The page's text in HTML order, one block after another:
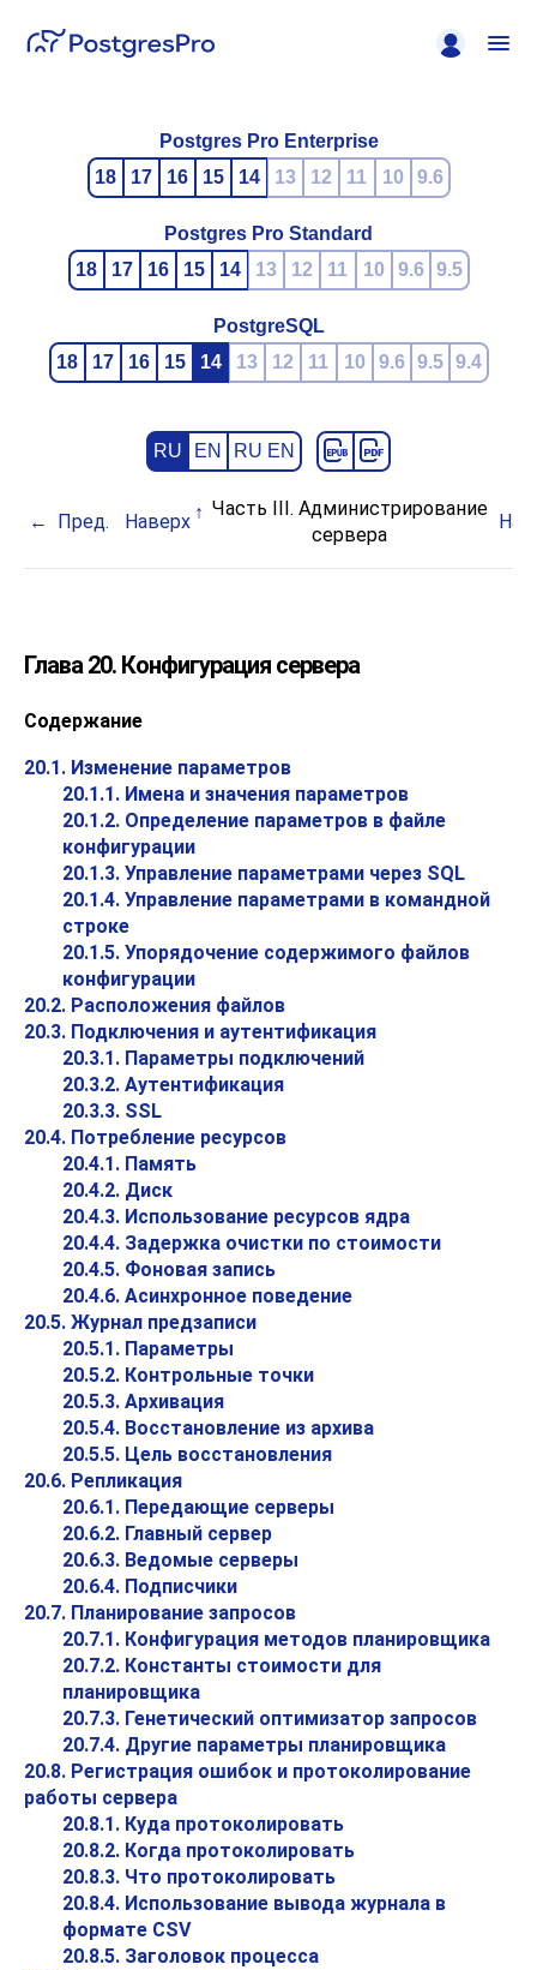
Postgres Pro Enterprise
18
17 16 15 14 13 12 11 10 9.6
Postgres Pro Standard
18
17 16 15 14 13 12 11 10 9.6 9.5
PostgreSQL
18
17 16 15 14 13 12 11 10 9.6 9.5 9.4
RU EN RU EN
Пред. Наверх
Часть III. Администрирование
сервера
Глава 20. Конфигурация сервера
Содержание
20.1. Изменение параметров
20.1.1. Имена и значения параметров
20.1.2. Определение параметров в файле
конфигурации
20.1.3. Управление параметрами через SQL
20.1.4. Управление параметрами в командной
строке
20.1.5. Упорядочение содержимого файлов
конфигурации
20.2. Расположения файлов
20.3. Подключения и аутентификация
20.3.1. Параметры подключений
20.3.2. Аутентификация
20.3.3. SSL
20.4. Потребление ресурсов
20.4.1. Память
20.4.2. Диск
20.4.3. Использование ресурсов ядра
20.4.4. Задержка очистки по стоимости
20.4.5. Фоновая запись
20.4.6. Асинхронное поведение
20.5. Журнал предзаписи
20.5.1. Параметры
20.5.2. Контрольные точки
20.5.3. Архивация
20.5.4. Восстановление из архива
20.5.5. Цель восстановления
20.6. Репликация
20.6.1. Передающие серверы
20.6.2. Главный сервер
20.6.3. Ведомые серверы
20.6.4. Подписчики
20.7. Планирование запросов
20.7.1. Конфигурация методов планировщика
20.7.2. Константы стоимости для
планировщика
20.7.3. Генетический оптимизатор запросов
20.7.4. Другие параметры планировщика
20.8. Регистрация ошибок и протоколирование
работы сервера
20.8.1. Куда протоколировать
20.8.2. Когда протоколировать
20.8.3. Что протоколировать
20.8.4. Использование вывода журнала в
формате CSV
20.8.5. Заголовок процесса